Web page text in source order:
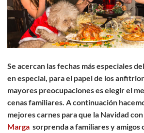
Se acercan las fechas más especiales
en especial, para el papel de los
mayores preocupaciones es elegir el
cenas familiares. A continuación
mejores carnes para que la Navidad con
Marga sorprenda a familiares y amigos